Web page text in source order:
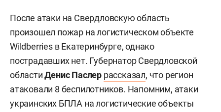
После атаки на Свердловскую область
произошел пожар на логистическом объекте
Wildberries в Екатеринбурге, однако
пострадавших нет. Губернатор Свердловской
областиДенис Паслер рассказал, что регион
атаковали 8 беспилотников. Напомним, атаки
украинских БПЛА на логистические объекты